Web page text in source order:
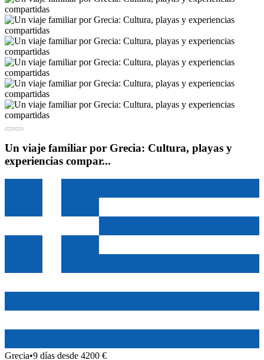
Un viaje familiar por Grecia: Cultura, playas y
experiencias compar...
Grecia•9 días desde 4200 €